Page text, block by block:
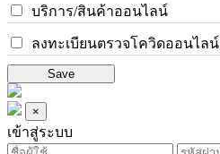
บริการ/สินค้าออนไลน์
ลงทะเบียนตรวจโควิดออนไลน์
Save
×
เข้าสู่ระบบ